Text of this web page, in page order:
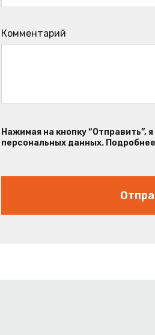
Комментарий
Нажимая на кнопку “Отправить”,
персональных данных.